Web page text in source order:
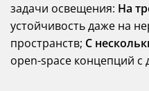
задачи освещения: На
устойчивость даже на
пространств; С
open-space концепций